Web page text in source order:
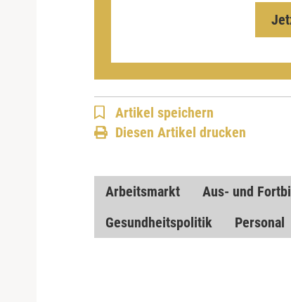
Artikel speichern
Diesen Artikel drucken
Arbeitsmarkt Aus- und
Gesundheitspolitik
Personal